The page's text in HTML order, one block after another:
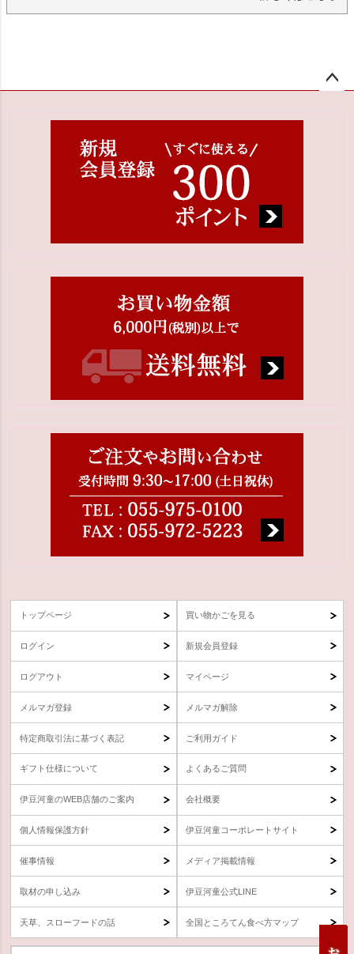
トップページ 買い物かごを見る
ログイン 新規会員登録
ログアウト マイページ
メルマガ登録 メルマガ解除
特定商取引法に基づく表記 ご利用ガイド
ギフト仕様について よくあるご質問
伊豆河童のWEB店舗のご案内 会社概要
個人情報保護方針 伊豆河童コーポレートサイト
催事情報 メディア掲載情報
取材の申し込み 伊豆河童公式LINE
天草、スローフードの話 全国ところてん食べ方マップ